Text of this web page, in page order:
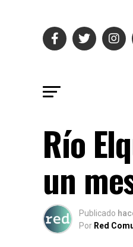
Río
un
Publicado
Por Red